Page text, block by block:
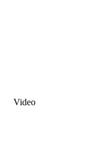
Video